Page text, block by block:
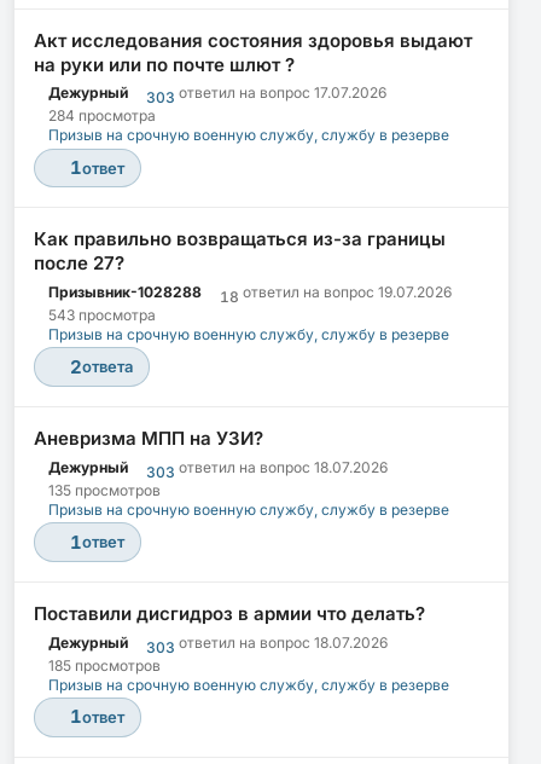
Акт исследования состояния здоровья выдают
на руки или по почте шлют ?
Дежурный 303 ответил на вопрос 17.07.2026
284 просмотра
Призыв на срочную военную службу, службу в резерве
1ответ
Как правильно возвращаться из-за границы
после 27?
Призывник-1028288 18 ответил на вопрос 19.07.2026
543 просмотра
Призыв на срочную военную службу, службу в резерве
2ответа
Аневризма МПП на УЗИ?
Дежурный 303 ответил на вопрос 18.07.2026
135 просмотров
Призыв на срочную военную службу, службу в резерве
1ответ
Поставили дисгидроз в армии что делать?
Дежурный 303 ответил на вопрос 18.07.2026
185 просмотров
Призыв на срочную военную службу, службу в резерве
1ответ